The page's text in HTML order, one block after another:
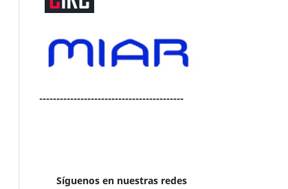
------------------------------------------
Síguenos en nuestras redes